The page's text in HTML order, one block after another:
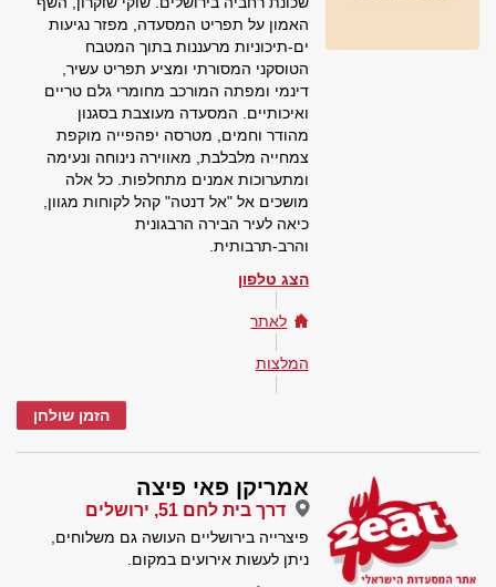
האמון על תפריט המסעדה, מפזר נגיעות
ים-תיכוניות מרעננות בתוך המטבח
הטוסקני המסורתי ומציע תפריט עשיר,
דינמי ומפתה המורכב מחומרי גלם טריים
ואיכותיים. המסעדה מעוצבת בסגנון
מהודר וחמים, מטרסה יפהפייה מוקפת
צמחייה מלבלבת, מאווירה נינוחה ונעימה
ומתערוכות אמנים מתחלפות. כל אלה
מושכים אל "אל דנטה" קהל לקוחות מגוון,
כיאה לעיר הבירה הרבגונית
והרב-תרבותית.
הצג טלפון
לאתר
המלצות
הזמן שולחן
אמריקן פאי פיצה
דרך בית לחם 51, ירושלים
פיצרייה בירושליים העושה גם משלוחים,
ניתן לעשות אירועים במקום.